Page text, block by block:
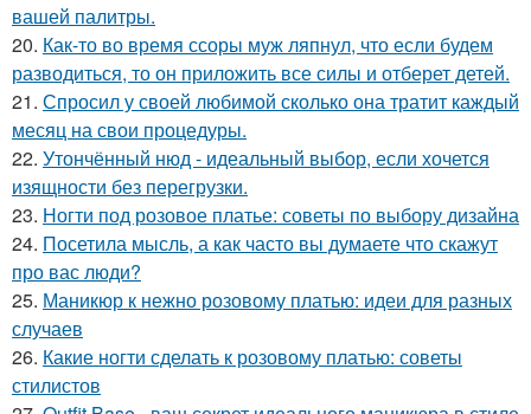
вашей палитры.
20. Как-то во время ссоры муж ляпнул, что если будем
разводиться, то он приложить все силы и отберет детей.
21. Спросил у своей любимой сколько она тратит каждый
месяц на свои процедуры.
22. Утончённый нюд - идеальный выбор, если хочется
изящности без перегрузки.
23. Ногти под розовое платье: советы по выбору дизайна
24. Посетила мысль, а как часто вы думаете что скажут
про вас люди?
25. Маникюр к нежно розовому платью: идеи для разных
случаев
26. Какие ногти сделать к розовому платью: советы
стилистов